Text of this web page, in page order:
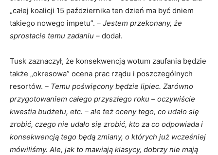
„całej koalicji 15 października ten dzień ma być dniem
takiego nowego impetu”. – Jestem przekonany, że
sprostacie temu zadaniu – dodał.
Tusk zaznaczył, że konsekwencją wotum zaufania będzie
także „okresowa” ocena prac rządu i poszczególnych
resortów. – Temu poświęcony będzie lipiec. Zarówno
przygotowaniem całego przyszłego roku – oczywiście
kwestia budżetu, etc. – ale też oceny tego, co udało się
zrobić, czego nie udało się zrobić, kto za co odpowiada i
konsekwencją tego będą zmiany, o których już wcześniej
mówiliśmy. Ale, jak to mawiają klasycy, dobrzy nie mają